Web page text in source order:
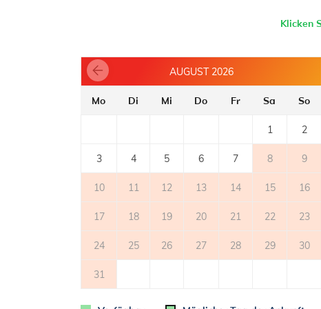
- Bügeleisen
- Elektrokocher
- Kühlschrank mit Tiefkühler: 160 l
- Mikrowellenherd
BALKON
- privater Balkon
- Tisch und Stühle auf dem Balkon
- Balkonfläche: 6m2
- private Terrasse
- überdeckte Terrasse: 24m
- Tisch und Stühle auf der Terrasse
Klicken
AUGUST 2026
Mo Di Mi Do Fr Sa So
1 2
3 4 5 6 7 8 9
10 11 12 13 14 15 16
17 18 19 20 21 22 23
24 25 26 27 28 29 30
31